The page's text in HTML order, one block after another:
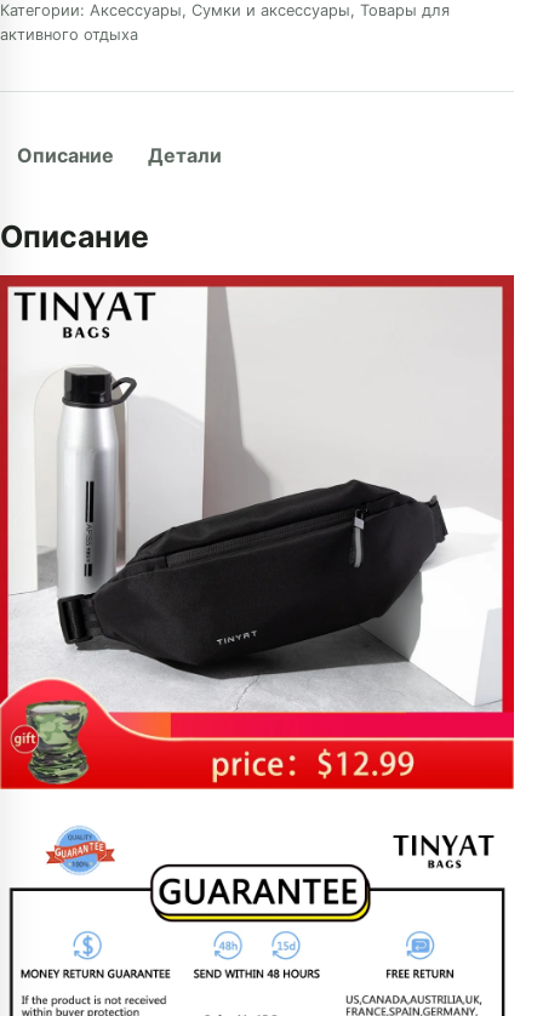
Категории: Аксессуары, Сумки и аксессуары, Товары для
активного отдыха
Описание Детали
Описание